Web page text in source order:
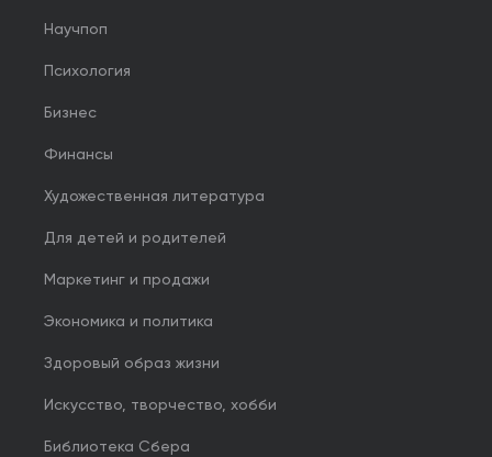
Научпоп
Психология
Бизнес
Финансы
Художественная литература
Для детей и родителей
Маркетинг и продажи
Экономика и политика
Здоровый образ жизни
Искусство, творчество, хобби
Библиотека Сбера